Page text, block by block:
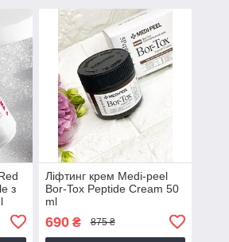
з
Ліфтинг крем Medi-peel
Bor-Tox Peptide Cream 50
ml
690₴ 875 ₴